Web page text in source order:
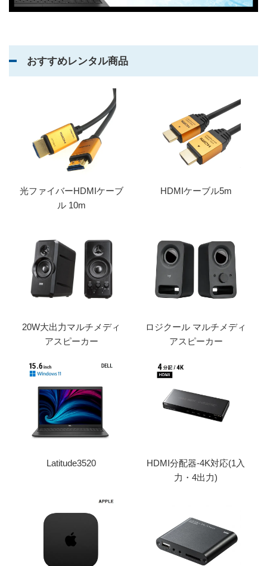
おすすめレンタル商品
光ファイバーHDMIケーブ
ル 10m
HDMIケーブル5m
20W大出力マルチメディ
アスピーカー
ロジクール マルチメディ
アスピーカー
Latitude3520
HDMI分配器-4K対応(1入
力・4出力)